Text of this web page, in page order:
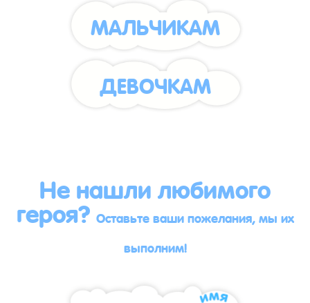
МАЛЬЧИКАМ
ДЕВОЧКАМ
Не нашли любимого
героя?Оставьте ваши пожелания, мы их
выполним!